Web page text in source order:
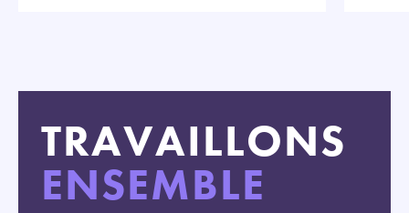
TRAVAILLONS
ENSEMBLE